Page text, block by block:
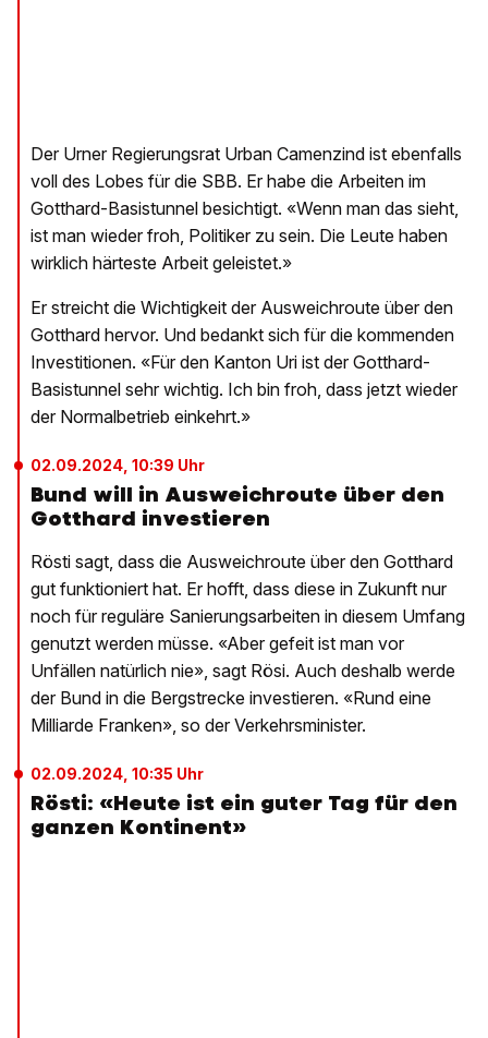
Der Urner Regierungsrat Urban Camenzind ist ebenfalls
voll des Lobes für die SBB. Er habe die Arbeiten im
Gotthard-Basistunnel besichtigt. «Wenn man das sieht,
ist man wieder froh, Politiker zu sein. Die Leute haben
wirklich härteste Arbeit geleistet.»
Er streicht die Wichtigkeit der Ausweichroute über den
Gotthard hervor. Und bedankt sich für die kommenden
Investitionen. «Für den Kanton Uri ist der Gotthard-
Basistunnel sehr wichtig. Ich bin froh, dass jetzt wieder
der Normalbetrieb einkehrt.»
02.09.2024, 10:39 Uhr
Bund will in Ausweichroute über den
Gotthard investieren
Rösti sagt, dass die Ausweichroute über den Gotthard
gut funktioniert hat. Er hofft, dass diese in Zukunft nur
noch für reguläre Sanierungsarbeiten in diesem Umfang
genutzt werden müsse. «Aber gefeit ist man vor
Unfällen natürlich nie», sagt Rösi. Auch deshalb werde
der Bund in die Bergstrecke investieren. «Rund eine
Milliarde Franken», so der Verkehrsminister.
02.09.2024, 10:35 Uhr
Rösti: «Heute ist ein guter Tag für den
ganzen Kontinent»